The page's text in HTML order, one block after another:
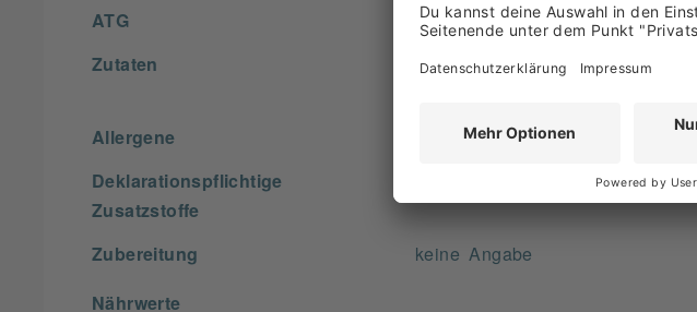
ATG keine Angabe
Zutaten
Zutaten: Wasser, Annanassaft
Allergene keine Angabe
Deklarationspflichtige
Zusatzstoffe
Zubereitung keine Angabe
Nährwerte